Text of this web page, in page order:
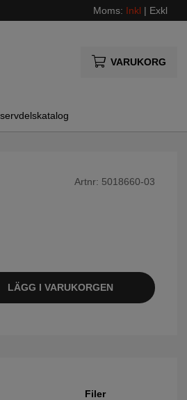
Moms: Inkl | Exkl
VARUKORG
Artnr: 5018660-03
LÄGG I VARUKORGEN
Filer